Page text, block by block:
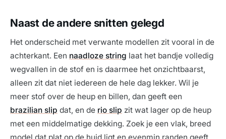
Naast de andere snitten gelegd
Het onderscheid met verwante modellen zit vooral in de
achterkant. Een naadloze string laat het bandje volledig
wegvallen in de stof en is daarmee het onzichtbaarst,
alleen zit dat niet iedereen de hele dag lekker. Wil je
meer stof over de heup en billen, dan geeft een
brazilian slip dat, en de rio slip zit wat lager op de heup
met een middelmatige dekking. Zoek je een vlak, breed